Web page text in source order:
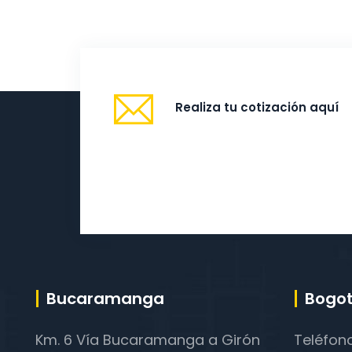
Realiza tu cotización aquí
Bucaramanga
Km. 6 Vía Bucaramanga a Girón